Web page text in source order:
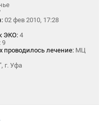
02 фев 2010, 17:28
ЭКО: 4
9
проводилось лечение: МЦ
г. Уфа